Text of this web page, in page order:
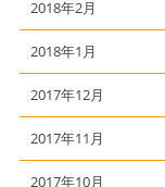
2018年2月
2018年1月
2017年12月
2017年11月
2017年10月